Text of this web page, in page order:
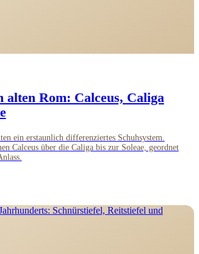
alten Rom: Calceus, Caliga
ein erstaunlich differenziertes Schuhsystem.
Calceus über die Caliga bis zur Soleae, geordnet